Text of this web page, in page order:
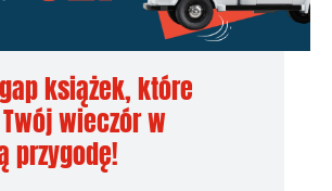
książek, które
wieczór w
przygodę!